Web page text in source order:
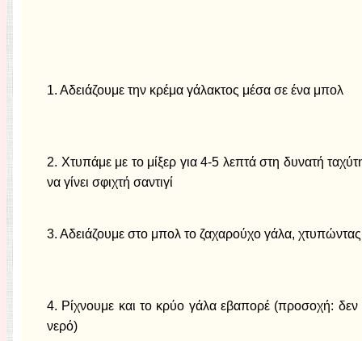
1. Αδειάζουμε την κρέμα γάλακτος μέσα σε ένα μπολ
2. Χτυπάμε με το μίξερ για 4-5 λεπτά στη δυνατή
να γίνει σφιχτή σαντιγί
3. Αδειάζουμε στο μπολ το ζαχαρούχο γάλα,
4. Ρίχνουμε και το κρύο γάλα εβαπορέ (προσοχή:
νερό)